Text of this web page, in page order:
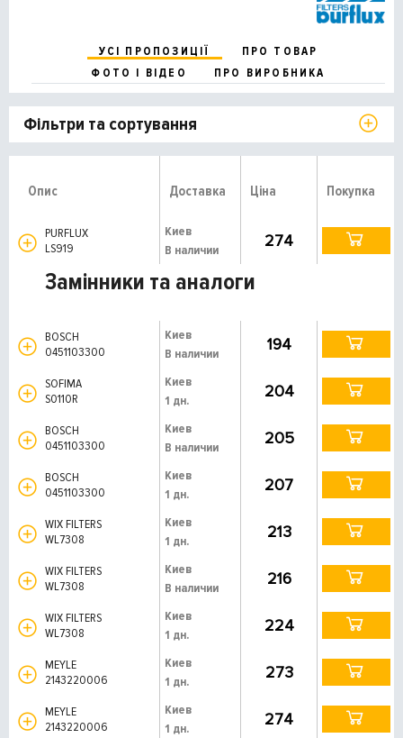
УСІ ПРОПОЗИЦІЇ
ПРО ТОВАР
ФОТО І ВІДЕО
ПРО ВИРОБНИКА
Фільтри та сортування
Опис Доставка Ціна Покупка
PURFLUX
LS919
Киев
В наличии
274
Замінники та аналоги
BOSCH
0451103300
Киев
В наличии
194
SOFIMA
S0110R
Киев
1 дн.
204
BOSCH
0451103300
Киев
В наличии
205
BOSCH
0451103300
Киев
1 дн.
207
WIX FILTERS
WL7308
Киев
1 дн.
213
WIX FILTERS
WL7308
Киев
В наличии
216
WIX FILTERS
WL7308
Киев
1 дн.
224
MEYLE
2143220006
Киев
1 дн.
273
MEYLE
2143220006
Киев
1 дн.
274